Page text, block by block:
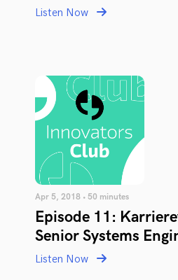
Listen Now
Apr 5, 2018 • 50 minutes
Episode 11:
Senior Systems
Listen Now